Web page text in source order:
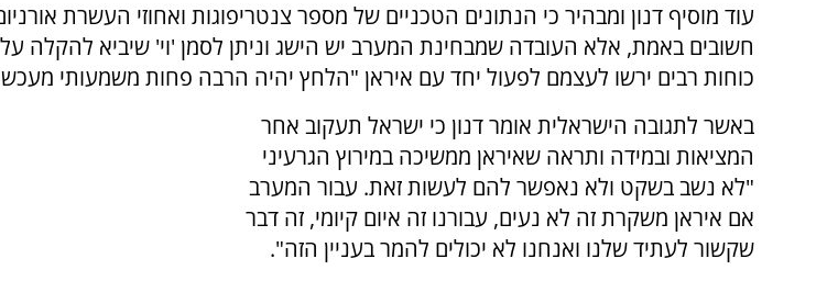
עוד מוסיף דנון ומבהיר כי הנתונים הטכניים של מספר צנטריפוגות ואחוזי העשרת
חשובים באמת, אלא העובדה שמבחינת המערב יש הישג וניתן לסמן 'וי' שיביא להקלה
כוחות רבים ירשו לעצמם לפעול יחד עם איראן "הלחץ יהיה הרבה פחות משמעותי
באשר לתגובה הישראלית אומר דנון כי ישראל תעקוב אחר
המציאות ובמידה ותראה שאיראן ממשיכה במירוץ הגרעיני
"לא נשב בשקט ולא נאפשר להם לעשות זאת. עבור המערב
אם איראן משקרת זה לא נעים, עבורנו זה איום קיומי, זה דבר
שקשור לעתיד שלנו ואנחנו לא יכולים להמר בעניין הזה".